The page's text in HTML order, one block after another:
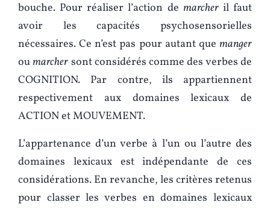
bouche. Pour réaliser l’action de marcheril faut
avoir les capacités psychosensorielles
nécessaires. Ce n’est pas pour autant que manger
ou marcher sont considérés comme des verbes de
COGNITION. Par contre, ils appartiennent
respectivement aux domaines lexicaux de
ACTION et MOUVEMENT.
L’appartenance d’un verbe à l’un ou l’autre des
domaines lexicaux est indépendante de ces
considérations. En revanche, les critères retenus
pour classer les verbes en domaines lexicaux